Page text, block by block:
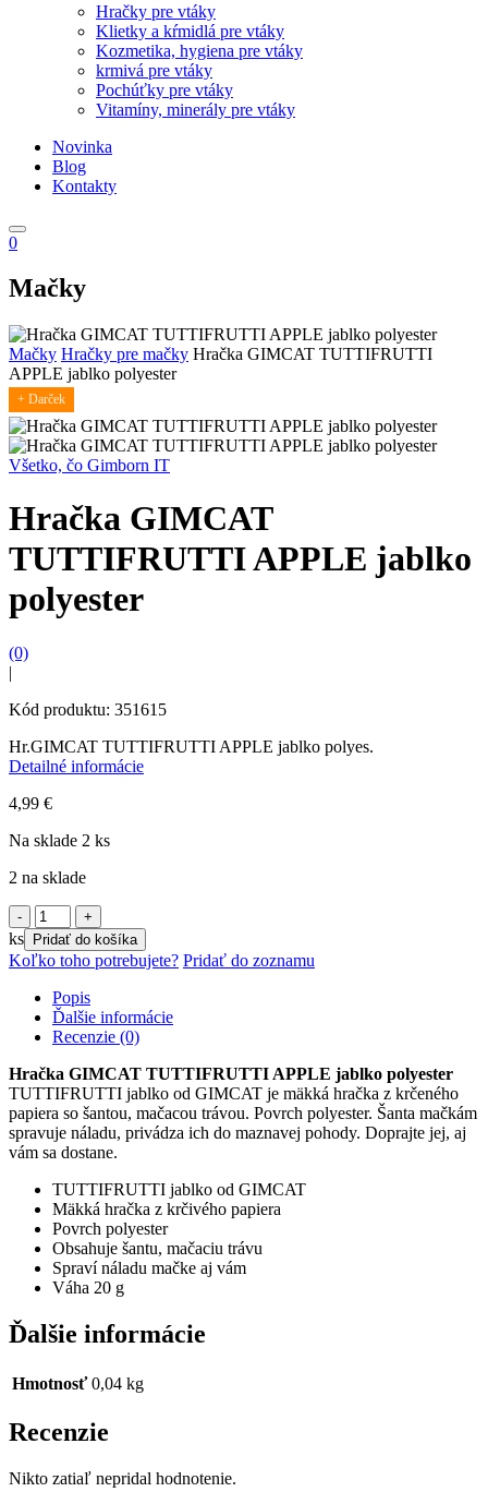
Hračky pre vtáky
Klietky a kŕmidlá pre vtáky
Kozmetika, hygiena pre vtáky
krmivá pre vtáky
Pochúťky pre vtáky
Vitamíny, minerály pre vtáky
Novinka
Blog
Kontakty
0
Mačky
Mačky Hračky pre mačky Hračka GIMCAT TUTTIFRUTTI
APPLE jablko polyester
+ Darček
Všetko, čo Gimborn IT
Hračka GIMCAT
TUTTIFRUTTI APPLE jablko
polyester
(0)
|
Kód produktu: 351615
Hr.GIMCAT TUTTIFRUTTI APPLE jablko polyes.
Detailné informácie
4,99 €
Na sklade 2 ks
2 na sklade
množstvo
Hračka
GIMCAT
TUTTIFRUTTI
APPLE
jablko
polyester
ks Pridať do košíka
Koľko toho potrebujete? Pridať do zoznamu
Popis
Ďalšie informácie
Recenzie (0)
Hračka GIMCAT TUTTIFRUTTI APPLE jablko polyester
TUTTIFRUTTI jablko od GIMCAT je mäkká hračka z krčeného
papiera so šantou, mačacou trávou. Povrch polyester. Šanta mačkám
spravuje náladu, privádza ich do maznavej pohody. Doprajte jej, aj
vám sa dostane.
TUTTIFRUTTI jablko od GIMCAT
Mäkká hračka z krčivého papiera
Povrch polyester
Obsahuje šantu, mačaciu trávu
Spraví náladu mačke aj vám
Váha 20 g
Ďalšie informácie
Hmotnosť 0,04 kg
Recenzie
Nikto zatiaľ nepridal hodnotenie.